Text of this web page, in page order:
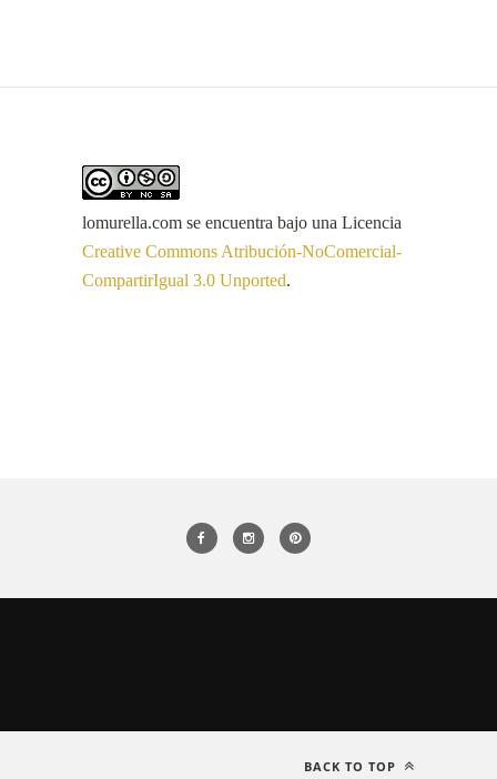
lomurella.com se encuentra bajo una Licencia
Creative Commons Atribución-NoComercial-
CompartirIgual 3.0 Unported.
BACK TO TOP